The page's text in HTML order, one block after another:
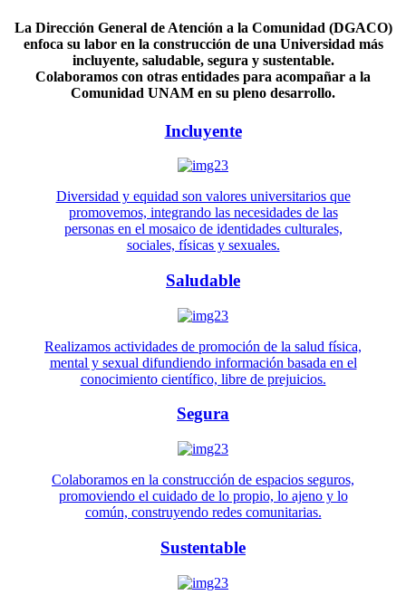
La Dirección General de Atención a la Comunidad (DGACO)
enfoca su labor en la construcción de una Universidad más
incluyente, saludable, segura y sustentable.
Colaboramos con otras entidades para acompañar a la
Comunidad UNAM en su pleno desarrollo.
Incluyente
Diversidad y equidad son valores universitarios que
promovemos, integrando las necesidades de las
personas en el mosaico de identidades culturales,
sociales, físicas y sexuales.
Saludable
Realizamos actividades de promoción de la salud física,
mental y sexual difundiendo información basada en el
conocimiento científico, libre de prejuicios.
Segura
Colaboramos en la construcción de espacios seguros,
promoviendo el cuidado de lo propio, lo ajeno y lo
común, construyendo redes comunitarias.
Sustentable